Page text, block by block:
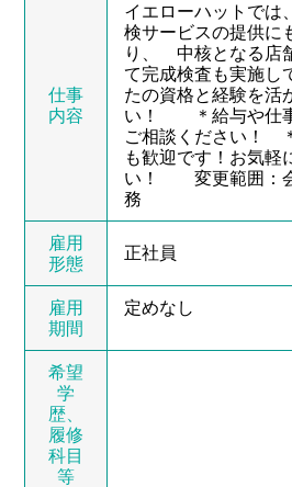
仕事
内容
イエローハットで
検サービスの提供に
り、 中核となる店
て完成検査も実施
たの資格と経験を活
い！ ＊給与や仕事
ご相談ください！
も歓迎です！お気軽
い！ 変更範囲：
務
雇用
形態
正社員
雇用
期間
定めなし
希望
学
歴、
履修
科目
等